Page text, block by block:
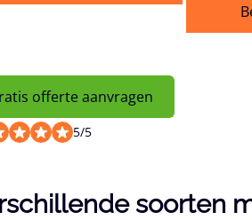
offerte aanvragen
5/5
soorten